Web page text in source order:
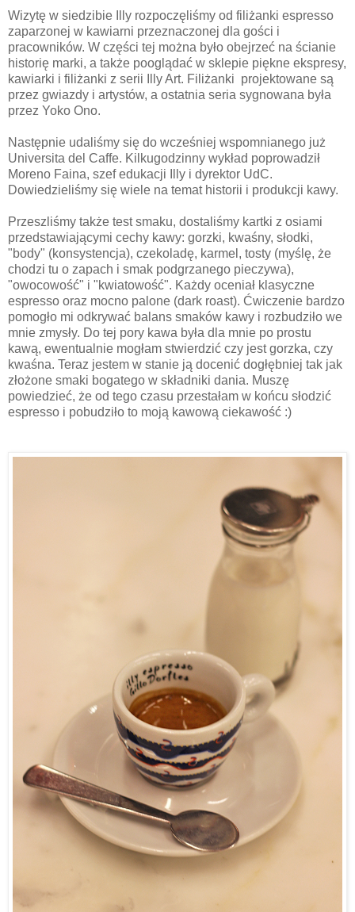
Wizytę w siedzibie Illy rozpoczęliśmy od filiżanki espresso
zaparzonej w kawiarni przeznaczonej dla gości i
pracowników. W części tej można było obejrzeć na ścianie
historię marki, a także pooglądać w sklepie piękne ekspresy,
kawiarki i filiżanki z serii Illy Art. Filiżanki projektowane są
przez gwiazdy i artystów, a ostatnia seria sygnowana była
przez Yoko Ono.
Następnie udaliśmy się do wcześniej wspomnianego już
Universita del Caffe. Kilkugodzinny wykład poprowadził
Moreno Faina, szef edukacji Illy i dyrektor UdC.
Dowiedzieliśmy się wiele na temat historii i produkcji kawy.
Przeszliśmy także test smaku, dostaliśmy kartki z osiami
przedstawiającymi cechy kawy: gorzki, kwaśny, słodki,
"body" (konsystencja), czekoladę, karmel, tosty (myślę, że
chodzi tu o zapach i smak podgrzanego pieczywa),
"owocowość" i "kwiatowość". Każdy oceniał klasyczne
espresso oraz mocno palone (dark roast). Ćwiczenie bardzo
pomogło mi odkrywać balans smaków kawy i rozbudziło we
mnie zmysły. Do tej pory kawa była dla mnie po prostu
kawą, ewentualnie mogłam stwierdzić czy jest gorzka, czy
kwaśna. Teraz jestem w stanie ją docenić dogłębniej tak jak
złożone smaki bogatego w składniki dania. Muszę
powiedzieć, że od tego czasu przestałam w końcu słodzić
espresso i pobudziło to moją kawową ciekawość :)